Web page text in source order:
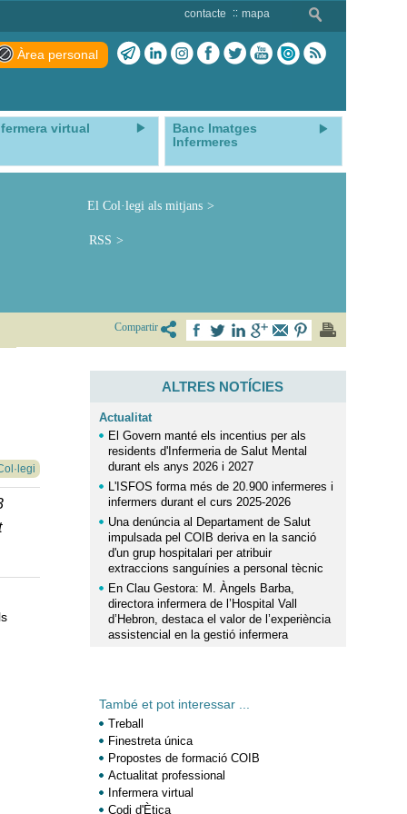
contacte mapa
Àrea personal
virtual
Banc Imatges
Infermeres
El Col·legi als mitjans
RSS
Compartir
ALTRES NOTÍCIES
Actualitat
El Govern manté els incentius per als
residents d'Infermeria de Salut Mental
durant els anys 2026 i 2027
L'ISFOS forma més de 20.900 infermeres i
infermers durant el curs 2025-2026
Una denúncia al Departament de Salut
impulsada pel COIB deriva en la sanció
d'un grup hospitalari per atribuir
extraccions sanguínies a personal tècnic
En Clau Gestora: M. Àngels Barba,
directora infermera de l’Hospital Vall
d’Hebron, destaca el valor de l’experiència
assistencial en la gestió infermera
També et pot interessar ...
Treball
Finestreta única
Propostes de formació COIB
Actualitat professional
Infermera virtual
Codi d'Ètica